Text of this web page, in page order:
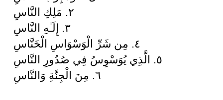
٦. مِنَ الْجِنَّةِ وَالنَّاسِ